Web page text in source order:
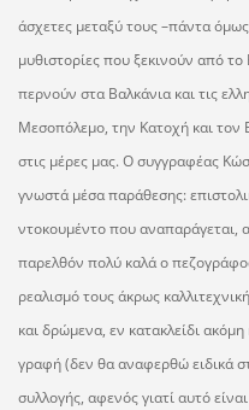
άσχετες μεταξύ τους –πάντα
μυθιστορίες που ξεκινούν από
περνούν στα Βαλκάνια και τις
Μεσοπόλεμο, την Κατοχή και τον
στις μέρες μας. Ο συγγραφέας
γνωστά μέσα παράθεσης:
ντοκουμέντο που αναπαράγεται,
παρελθόν πολύ καλά ο
ρεαλισμό τους άκρως
και δρώμενα, εν κατακλείδι
γραφή (δεν θα αναφερθώ ειδικά
συλλογής, αφενός γιατί αυτό